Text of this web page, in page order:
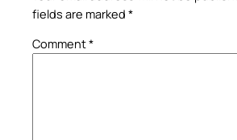
fields are marked *
Comment*